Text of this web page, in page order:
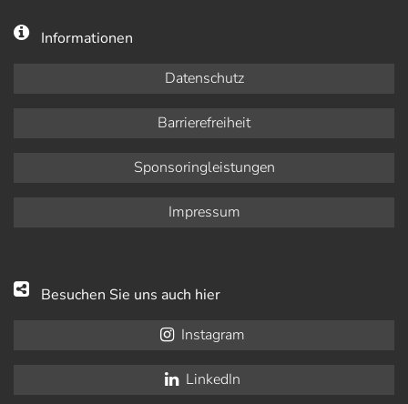
Informationen
Datenschutz
Barrierefreiheit
Sponsoringleistungen
Impressum
Besuchen Sie uns auch hier
Instagram
LinkedIn